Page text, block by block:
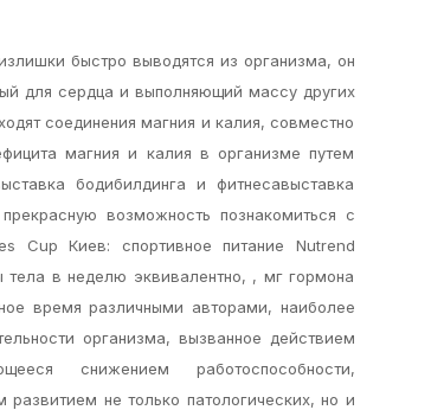
быстро выводятся из организма, он
для сердца и выполняющий массу других
соединения магния и калия, совместно
магния и калия в организме путем
бодибилдинга и фитнесавыставка
возможность познакомиться с
Cup Киев: спортивное питание Nutrend
в неделю эквивалентно, , мг гормона
время различными авторами, наиболее
организма, вызванное действием
снижением работоспособности,
не только патологических, но и